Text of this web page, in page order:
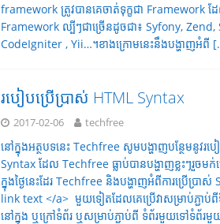
framework ត្រូវបានគេចាត់ទុក្ខជា Framework ដ
Framework ល្បីៗជាច្រើនដូចជា៖ Syfony,
CodeIgniter , Yii…។​ខាងក្រោមនេះនឹងបង្ហាញអំពី
របៀបប្រើប្រាស់ HTML Syntax
2017-02-06 techfree
នៅក្នុងអត្ថបទនេះ Techfree សូមបង្ហាញបន្ថែមនូវរប
Syntax ដែល Techfree ធ្លាប់បានបង្ហាញខ្លះៗរួច
ក្នុងថ្ងៃនេះដែរ Techfree និងបង្ហាញអំពីការប្រើប្រ
link text </a> មួយទៀតដែលគេប្រើវាសម្រាប់ភ្ជា
នៅក្នុង ឬក្រៅទំព័រ ឬសម្រាប់ភ្ជាប់ពី ទំព័រមួយទៅទំព័រ